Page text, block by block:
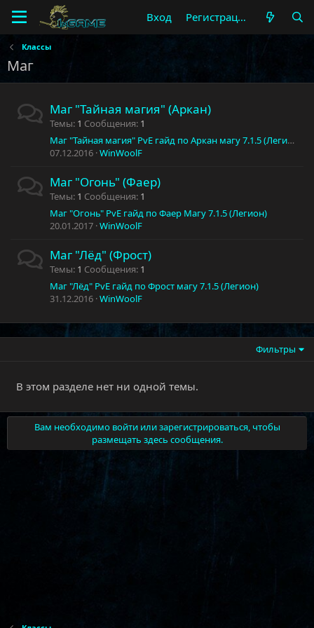
Вход Регистрация
Классы
Маг
Маг "Тайная магия" (Аркан)
Темы 1 Сообщения 1
Маг "Тайная магия" PvE гайд по Аркан магу 7.1.5 (Легион)
07.12.2016 WinWoolF
Маг "Огонь" (Фаер)
Темы 1 Сообщения 1
Маг "Огонь" PvE гайд по Фаер Магу 7.1.5 (Легион)
20.01.2017 WinWoolF
Маг "Лёд" (Фрост)
Темы 1 Сообщения 1
Маг "Лёд" PvE гайд по Фрост магу 7.1.5 (Легион)
31.12.2016 WinWoolF
Фильтры
В этом разделе нет ни одной темы.
Вам необходимо войти или зарегистрироваться, чтобы
размещать здесь сообщения.